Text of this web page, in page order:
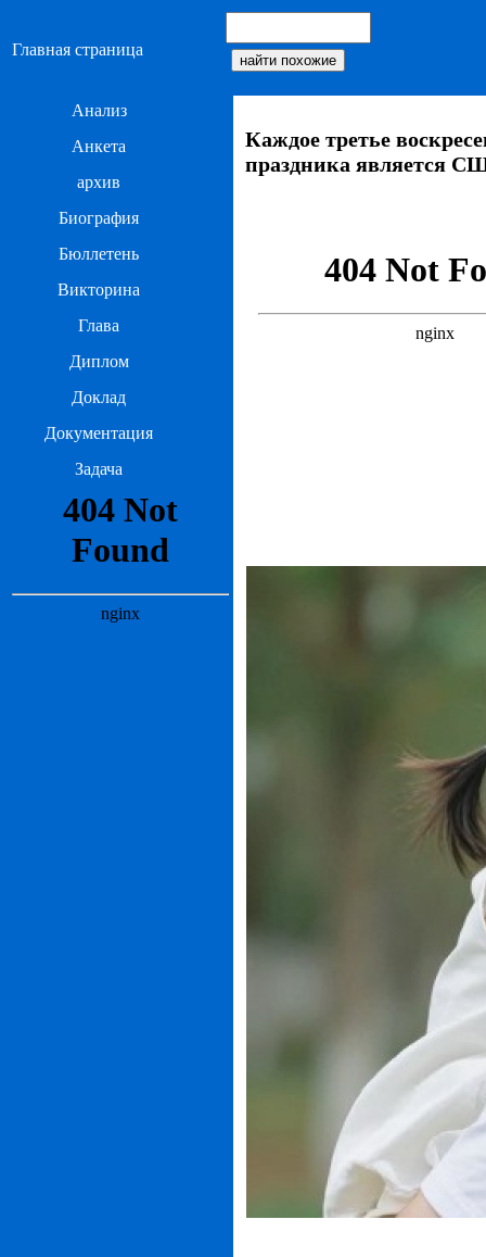
Главная страница
Анализ
Анкета
архив
Биография
Бюллетень
Викторина
Глава
Диплом
Доклад
Документация
Задача
Каждое третье
праздника является